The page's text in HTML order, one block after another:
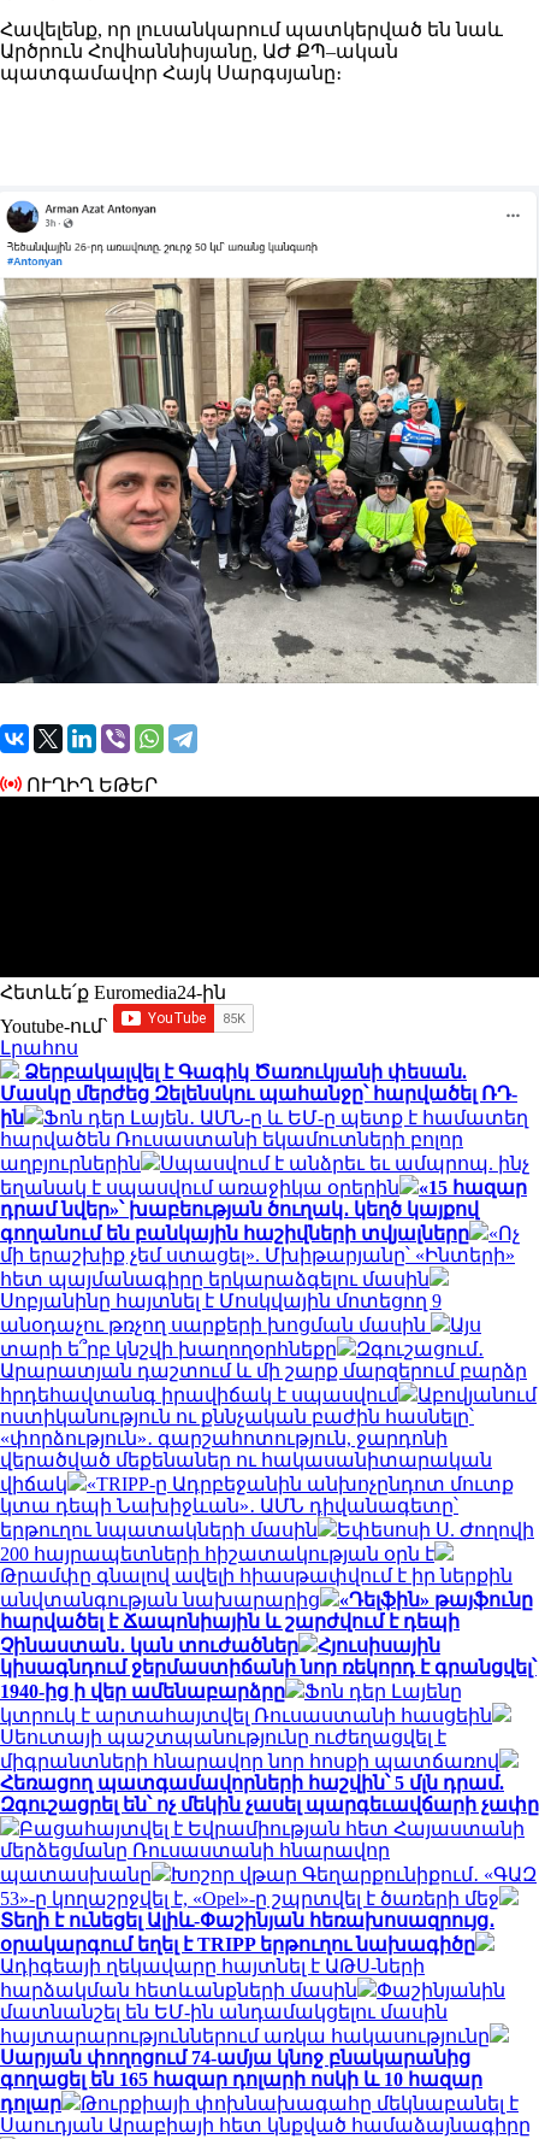
Հավելենք, որ լուսանկարում պատկերված են նաև
Արծրուն Հովհաննիսյանը, ԱԺ ՔՊ–ական
պատգամավոր Հայկ Սարգսյանը։
ՈՒՂԻՂ ԵԹԵՐ
Հետևե՛ք Euromedia24-ին
Youtube-ում`
Լրահոս
Ձերբակալվել է Գագիկ Ծառուկյանի փեսան.
Մասկը մերժեց Զելենսկու պահանջը՝ հարվածել ՌԴ-
ին
Ֆոն դեր Լայեն․ ԱՄՆ-ը և ԵՄ-ը պետք է համատեղ
հարվածեն Ռուսաստանի եկամուտների բոլոր
աղբյուրներին
Սպասվում է անձրեւ եւ ամպրոպ. ինչ
եղանակ է սպասվում առաջիկա օրերին
«15 հազար
դրամ նվեր»՝ խաբեության ծուղակ․ կեղծ կայքով
գողանում են բանկային հաշիվների տվյալները
«Ոչ
մի երաշխիք չեմ ստացել». Մխիթարյանը՝ «Ինտերի»
հետ պայմանագիրը երկարաձգելու մասին
Սոբյանինը հայտնել է Մոսկվային մոտեցող 9
անօդաչու թռչող սարքերի խոցման մասին
Այս
տարի ե՞րբ կնշվի խաղողօրհնեքը
Զգուշացում․
Արարատյան դաշտում և մի շարք մարզերում բարձր
հրդեհավտանգ իրավիճակ է սպասվում
Աբովյանում
ոստիկանություն ու քննչական բաժին հասնելը՝
«փորձություն»․ գարշահոտություն, ջարդոնի
վերածված մեքենաներ ու հակասանիտարական
վիճակ
«TRIPP-ը Ադրբեջանին անխոչընդոտ մուտք
կտա դեպի Նախիջևան»․ ԱՄՆ դիվանագետը՝
երթուղու նպատակների մասին
Եփեսոսի Ս. Ժողովի
200 հայրապետների հիշատակության օրն է
Թրամփը գնալով ավելի հիասթափվում է իր ներքին
անվտանգության նախարարից
«Դելֆին» թայֆունը
հարվածել է Ճապոնիային և շարժվում է դեպի
Չինաստան․ կան տուժածներ
Հյուսիսային
կիսագնդում ջերմաստիճանի նոր ռեկորդ է գրանցվել՝
1940-ից ի վեր ամենաբարձրը
Ֆոն դեր Լայենը
կտրուկ է արտահայտվել Ռուսաստանի հասցեին
Սեուտայի ​​պաշտպանությունը ուժեղացվել է
միգրանտների հնարավոր նոր հոսքի պատճառով
Հեռացող պատգամավորների հաշվին՝ 5 մլն դրամ.
Զգուշացրել են՝ ոչ մեկին չասել պարգեւավճարի չափը
Բացահայտվել է Եվրամիության հետ Հայաստանի
մերձեցմանը Ռուսաստանի հնարավոր
պատասխանը
Խոշոր վթար Գեղարքունիքում․ «ԳԱԶ
53»-ը կողաշրջվել է, «Opel»-ը շպրտվել է ծառերի մեջ
Տեղի է ունեցել Ալիև-Փաշինյան հեռախոսազրույց․
օրակարգում եղել է TRIPP երթուղու նախագիծը
Ադիգեայի ղեկավարը հայտնել է ԱԹՍ-ների
հարձակման հետևանքների մասին
Փաշինյանին
մատնանշել են ԵՄ-ին անդամակցելու մասին
հայտարարություններում առկա հակասությունը
Սարյան փողոցում 74-ամյա կնոջ բնակարանից
գողացել են 165 հազար դոլարի ոսկի և 10 հազար
դոլար
Թուրքիայի փոխնախագահը մեկնաբանել է
Սաուդյան Արաբիայի հետ կնքված համաձայնագիրը